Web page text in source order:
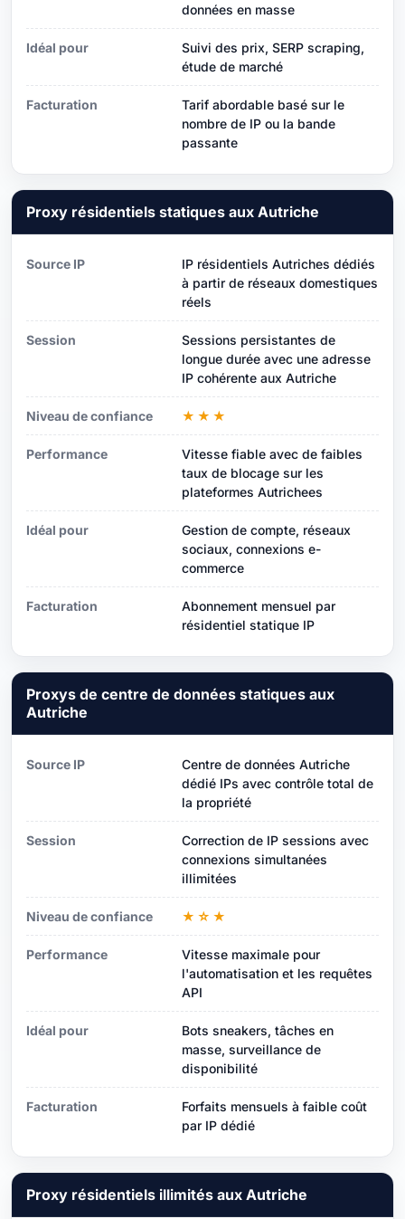
données en masse
Idéal pour
Suivi des prix, SERP scraping,
étude de marché
Facturation
Tarif abordable basé sur le
nombre de IP ou la bande
passante
Proxy résidentiels statiques aux Autriche
Source IP
IP résidentiels Autriches dédiés
à partir de réseaux domestiques
réels
Session
Sessions persistantes de
longue durée avec une adresse
IP cohérente aux Autriche
Niveau de confiance ★★★
Performance
Vitesse fiable avec de faibles
taux de blocage sur les
plateformes Autrichees
Idéal pour
Gestion de compte, réseaux
sociaux, connexions e-
commerce
Facturation
Abonnement mensuel par
résidentiel statique IP
Proxys de centre de données statiques aux
Autriche
Source IP
Centre de données Autriche
dédié IPs avec contrôle total de
la propriété
Session
Correction de IP sessions avec
connexions simultanées
illimitées
Niveau de confiance ★☆★
Performance
Vitesse maximale pour
l'automatisation et les requêtes
API
Idéal pour
Bots sneakers, tâches en
masse, surveillance de
disponibilité
Facturation
Forfaits mensuels à faible coût
par IP dédié
Proxy résidentiels illimités aux Autriche